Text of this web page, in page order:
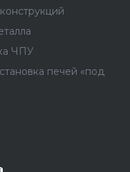
ЧПУ
печей «под